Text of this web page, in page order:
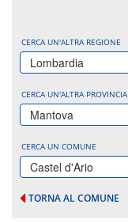
CERCA UN'ALTRA REGIONE
Lombardia
CERCA UN'ALTRA PROVINCIA
Mantova
CERCA UN COMUNE
Castel d'Ario
TORNA AL COMUNE